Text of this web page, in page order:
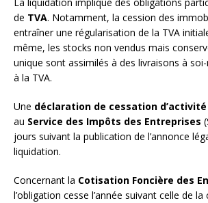
de TVA. Notamment, la cession des
entraîner une régularisation de la TVA
même, les stocks non vendus mais
unique sont assimilés à des livraisons à
à la TVA.
Une déclaration de cessation d’activité
au Service des Impôts des Entreprises
jours suivant la publication de l’annonce
liquidation.
Concernant la Cotisation Foncière des
l’obligation cesse l’année suivant celle de